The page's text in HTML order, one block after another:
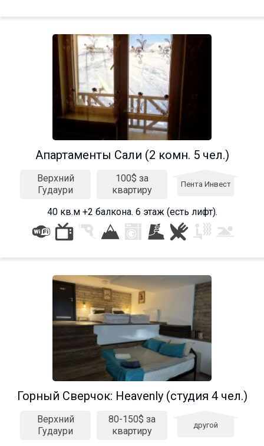
Апартаменты Сали (2 комн. 5 чел.)
Верхний
Гудаури
100$ за
квартиру
Пента Инвест
40 кв.м +2 балкона. 6 этаж (есть лифт).
Горный Сверчок: Heavenly (студия 4 чел.)
Верхний
Гудаури
80-150$ за
квартиру
другой